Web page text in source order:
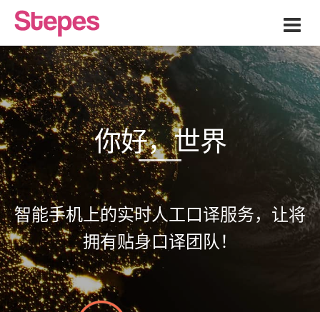
你好，世界
智能手机上的实时人工口译服务，让将
拥有贴身口译团队！